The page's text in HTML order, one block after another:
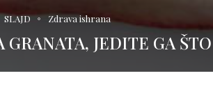
SLAJD Zdrava ishrana
JEDITE GA